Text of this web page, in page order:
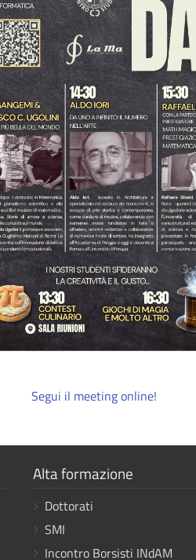
Segui il meeting online!
Mostra
link
Alta formazione
Dottorati
SMI
Incontro Borsisti INdAM